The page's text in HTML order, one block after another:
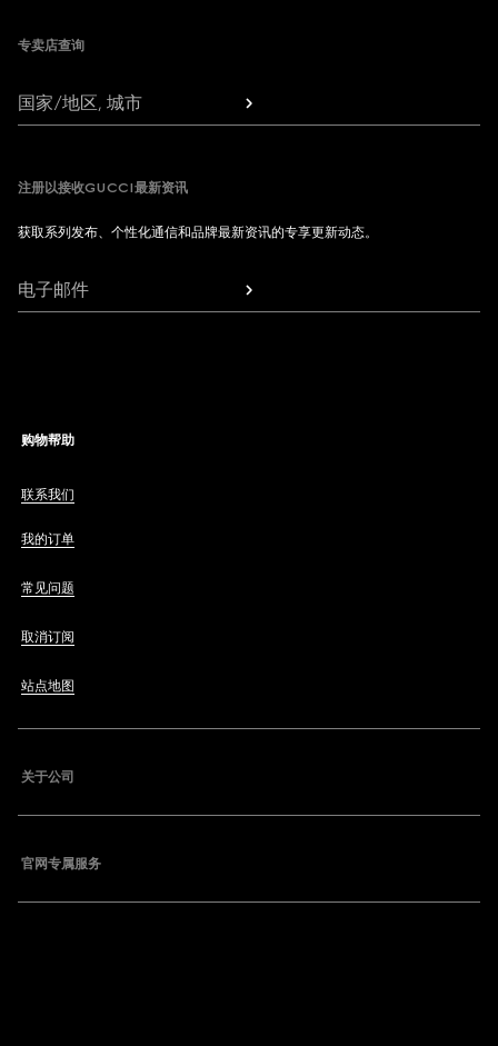
专卖店查询
国家/地区, 城市
注册以接收GUCCI最新资讯
获取系列发布、个性化通信和品牌最新资讯的专享更新动态。
电子邮件
购物帮助
联系我们
我的订单
常见问题
取消订阅
站点地图
关于公司
官网专属服务